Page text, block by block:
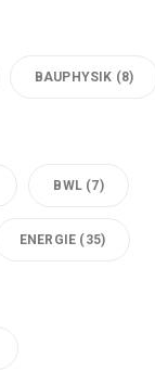
BAUPHYSIK (8)
BWL (7)
ENERGIE (35)